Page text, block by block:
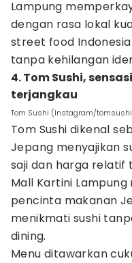
Lampung
dengan rasa lokal
street food
tanpa kehilangan
4. Tom Sushi,
terjangkau
Tom Sushi (Instagram/
Tom Sushi dikenal
Jepang menyajikan
saji dan harga relatif
Mall Kartini
pencinta makanan
menikmati sushi
dining.
Menu ditawarkan